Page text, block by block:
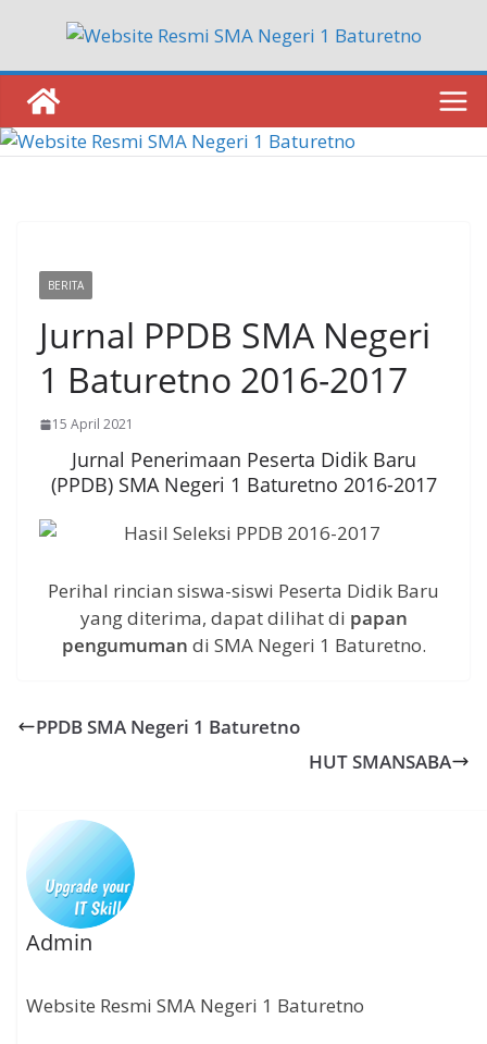
content
BERITA
Jurnal PPDB SMA Negeri
1 Baturetno 2016-2017
15 April 2021
Jurnal Penerimaan Peserta Didik Baru
(PPDB) SMA Negeri 1 Baturetno 2016-2017
Perihal rincian siswa-siswi Peserta Didik Baru
yang diterima, dapat dilihat di papan
pengumuman di SMA Negeri 1 Baturetno.
PPDB SMA Negeri 1 Baturetno
HUT SMANSABA
Admin
Website Resmi SMA Negeri 1 Baturetno